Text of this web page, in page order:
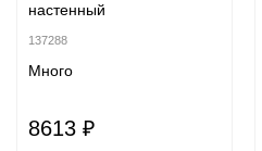
настенный
137288
Много
8613 ₽